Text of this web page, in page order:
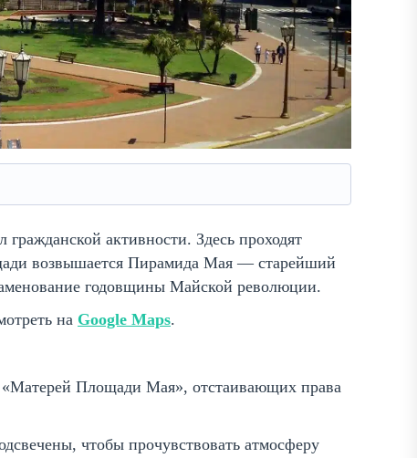
активности. Здесь проходят
возвышается Пирамида Мая — старейший
годовщины Майской революции.
на Google Maps.
Площади Мая», отстаивающих права
чтобы прочувствовать атмосферу